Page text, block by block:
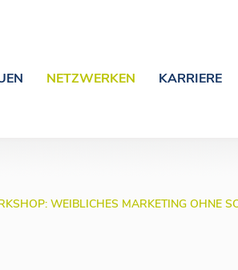
NETZWERKEN KARRIERE
WEIBLICHES MARKETING OHNE